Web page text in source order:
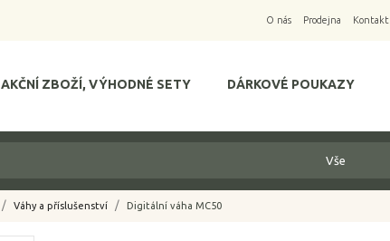
O nás Prodejna Kontakt
AKČNÍ ZBOŽÍ, VÝHODNÉ SETY DÁRKOVÉ POUKAZY
Váhy a příslušenství Digitální váha MC50